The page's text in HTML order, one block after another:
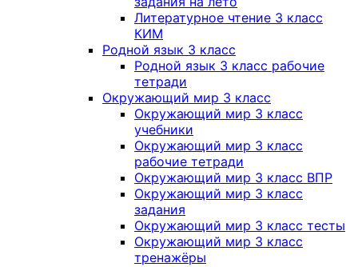
Литературное чтение 3 класс
КИМ
Родной язык 3 класс
Родной язык 3 класс рабочие
тетради
Окружающий мир 3 класс
Окружающий мир 3 класс
учебники
Окружающий мир 3 класс
рабочие тетради
Окружающий мир 3 класс ВПР
Окружающий мир 3 класс
задания
Окружающий мир 3 класс тесты
Окружающий мир 3 класс
тренажёры